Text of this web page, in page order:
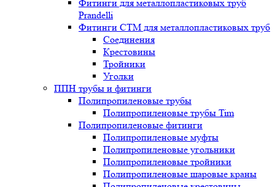
Фитинги для металлопластиковых труб
Prandelli
Фитинги СTM для металлопластиковых труб
Соединения
Крестовины
Тройники
Уголки
ППН трубы и фитинги
Полипропиленовые трубы
Полипропиленовые трубы Tim
Полипропиленовые фитинги
Полипропиленовые муфты
Полипропиленовые угольники
Полипропиленовые тройники
Полипропиленовые шаровые краны